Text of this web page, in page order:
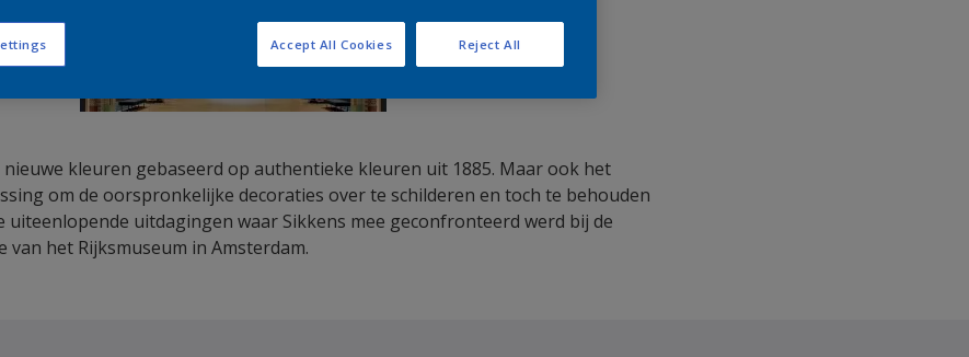
kleuren gebaseerd op authentieke kleuren uit 1885. Maar ook het
om de oorspronkelijke decoraties over te schilderen en toch te behouden
uiteenlopende uitdagingen waar Sikkens mee geconfronteerd werd bij de
het Rijksmuseum in Amsterdam.
Reject All
Accept All Cookies